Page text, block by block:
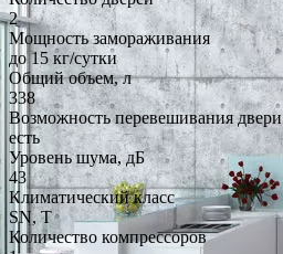
2
Мощность замораживания
до 15 кг/cутки
Общий объем, л
338
Возможность перевешивания двери
есть
Уровень шума, дБ
43
Климатический класс
SN, T
Количество компрессоров